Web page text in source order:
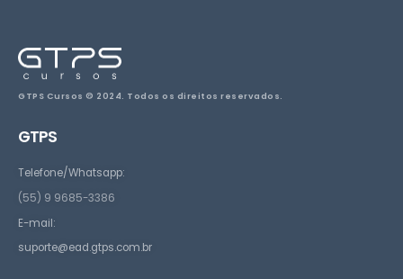
GTPS Cursos © 2024. Todos os direitos reservados.
GTPS
Telefone/Whatsapp:
(55) 9 9685-3386
E-mail:
suporte@ead.gtps.com.br